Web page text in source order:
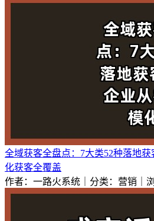
全域获客全盘点：7大类52种落地
化获客全覆盖
作者：一路火系统｜分类：营销｜